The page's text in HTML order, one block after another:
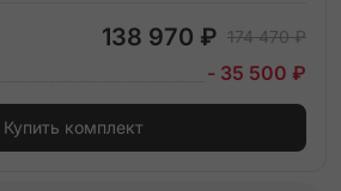
138 970 ₽ 174 470 ₽
- 35 500 ₽
Купить комплект